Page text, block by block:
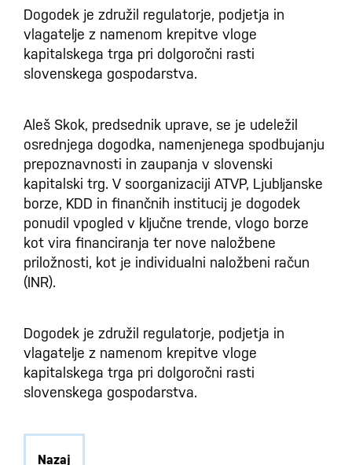
Dogodek je združil regulatorje, podjetja in
vlagatelje z namenom krepitve vloge
kapitalskega trga pri dolgoročni rasti
slovenskega gospodarstva.
Aleš Skok, predsednik uprave, se je udeležil
osrednjega dogodka, namenjenega spodbujanju
prepoznavnosti in zaupanja v slovenski
kapitalski trg. V soorganizaciji ATVP, Ljubljanske
borze, KDD in finančnih institucij je dogodek
ponudil vpogled v ključne trende, vlogo borze
kot vira financiranja ter nove naložbene
priložnosti, kot je individualni naložbeni račun
(INR).
Dogodek je združil regulatorje, podjetja in
vlagatelje z namenom krepitve vloge
kapitalskega trga pri dolgoročni rasti
slovenskega gospodarstva.
Nazaj